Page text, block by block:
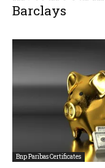
Barclays
Bnp Paribas Certificates